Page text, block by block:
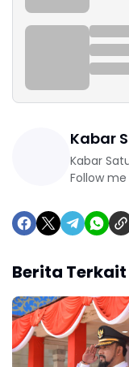
Kabar
Kabar
Follow me
Berita Terkait